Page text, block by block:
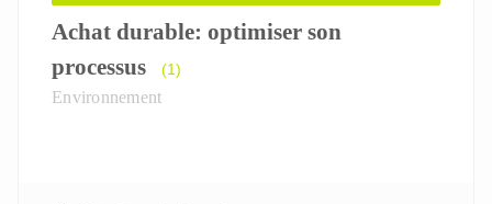
Achat durable: optimiser son
processus
(1)
Environnement